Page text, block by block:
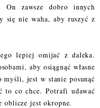
On zawsze dobro innych
się nie waha, aby ruszyć z
lepiej omijać z daleka.
aby osiągnąć własne
jest w stanie posunąć
to co chce. Potrafi udawać
oblicze jest okropne.